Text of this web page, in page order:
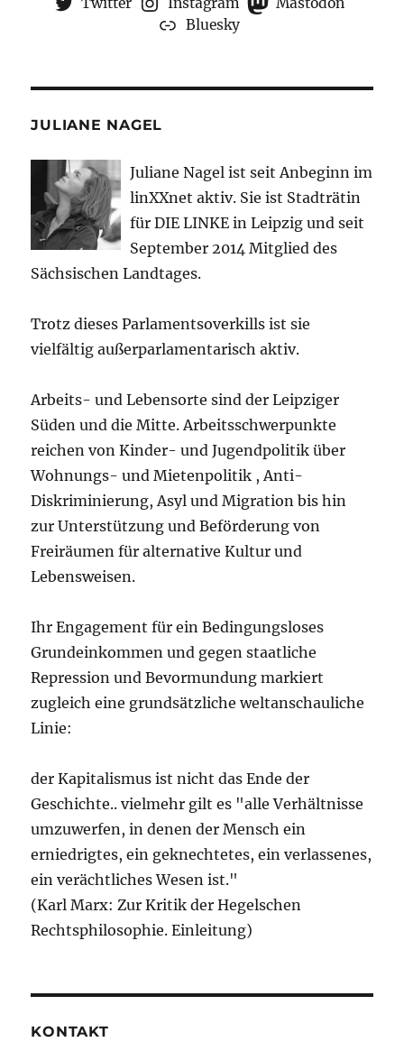
Bluesky
JULIANE NAGEL
Juliane Nagel ist seitAnbeginn im
linXXnet aktiv. Sie ist Stadträtin
für DIE LINKE in Leipzig und seit
September 2014 Mitglied des
Sächsischen Landtages.
Trotz dieses Parlamentsoverkills ist sie
vielfältig außerparlamentarisch aktiv.
Arbeits- und Lebensorte sind der Leipziger
Süden und die Mitte. Arbeitsschwerpunkte
reichen von Kinder- und Jugendpolitik über
Wohnungs- und Mietenpolitik , Anti-
Diskriminierung, Asyl und Migration bis hin
zur Unterstützung und Beförderung von
Freiräumen für alternative Kultur und
Lebensweisen.
Ihr Engagement für ein Bedingungsloses
Grundeinkommen und gegen staatliche
Repression und Bevormundung markiert
zugleich eine grundsätzliche weltanschauliche
Linie:
der Kapitalismus ist nicht das Ende der
Geschichte.. vielmehr gilt es "alle Verhältnisse
umzuwerfen, in denen der Mensch ein
erniedrigtes, ein geknechtetes, ein verlassenes,
ein verächtliches Wesen ist."
(Karl Marx: Zur Kritik der Hegelschen
Rechtsphilosophie. Einleitung)
KONTAKT